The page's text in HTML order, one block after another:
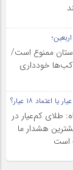
ممنوع است/
خودداری
طلای کم‌عیار در
هشدار ما
است